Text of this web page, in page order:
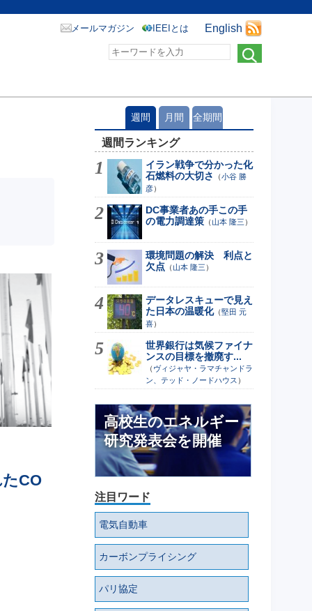
English
メールマガジン IEEIとは
CO
週間 月間 全期間
週間ランキング
イラン戦争で分かった化
石燃料の大切さ
（小谷 勝
彦）
DC事業者あの手この手
の電力調達策 （山本 隆三 ）
環境問題の解決 利点と
欠点 （山本 隆三 ）
データレスキューで見え
た日本の温暖化（堅田 元
喜）
世界銀行は気候ファイナ
ンスの目標を撤廃す...
（ ヴィジャヤ・ラマチャンドラ
ン、テッド・ノードハウス ）
高校生のエネルギー
研究発表会を開催
注目ワード
電気自動車
カーボンプライシング
パリ協定